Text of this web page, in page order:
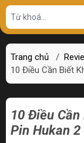
Trang chủ /
10 Điều Cần Biết
10 Điều
Pin Hukan